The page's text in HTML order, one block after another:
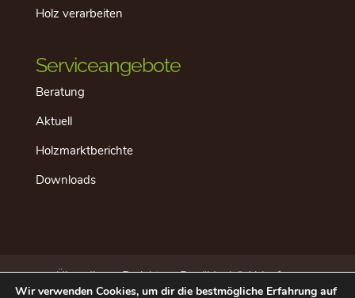
Holz verarbeiten
Serviceangebote
Beratung
Aktuell
Holzmarktberichte
Downloads
Über dieses Projekt
Der “ideale” Ablauf
Aktuell
Datenschutz Impressum
Wir verwenden Cookies, um dir die bestmögliche Erfahrung auf